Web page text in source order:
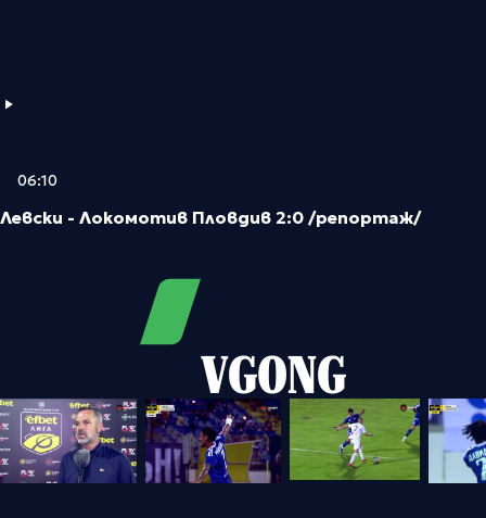
06:10
Левски - Локомотив Пловдив 2:0 /репортаж/
VGONG